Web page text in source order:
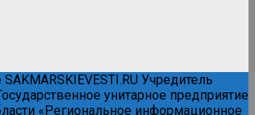
Учредитель
унитарное предприятие
«Региональное информационное